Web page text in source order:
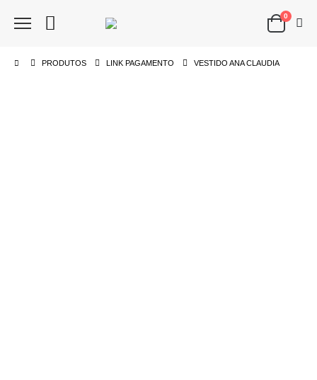
0
PRODUTOS LINK PAGAMENTO VESTIDO ANA CLAUDIA